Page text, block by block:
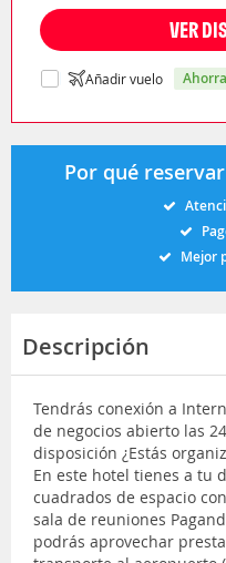
VER
Añadir vuelo
Por qué
Mejor
Descripción
Tendrás conexión a
de negocios abierto las
disposición ¿Estás
En este hotel tienes a tu
cuadrados de espacio
sala de reuniones
podrás aprovechar